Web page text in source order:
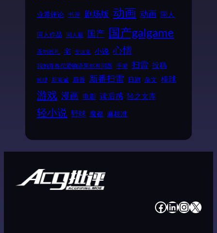
业界评论 书评 剧场版 动画 动画 同人
同人作品 同人展 国产 国产galgame
圣地巡礼 宅 安达充 小说 心情
我的青春恋爱物语果然有问题 手游 扫雷 投稿
推理 新海诚 新番 新番扫雷 日剧 杂文 棒球
游戏 漫画 电影 读后感 轻之文库
轻小说 野球 魔都 麻枝准
# # # #